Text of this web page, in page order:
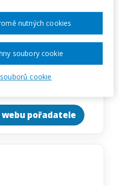
pořadatele
cookie
nutných cookies
soubory cookie